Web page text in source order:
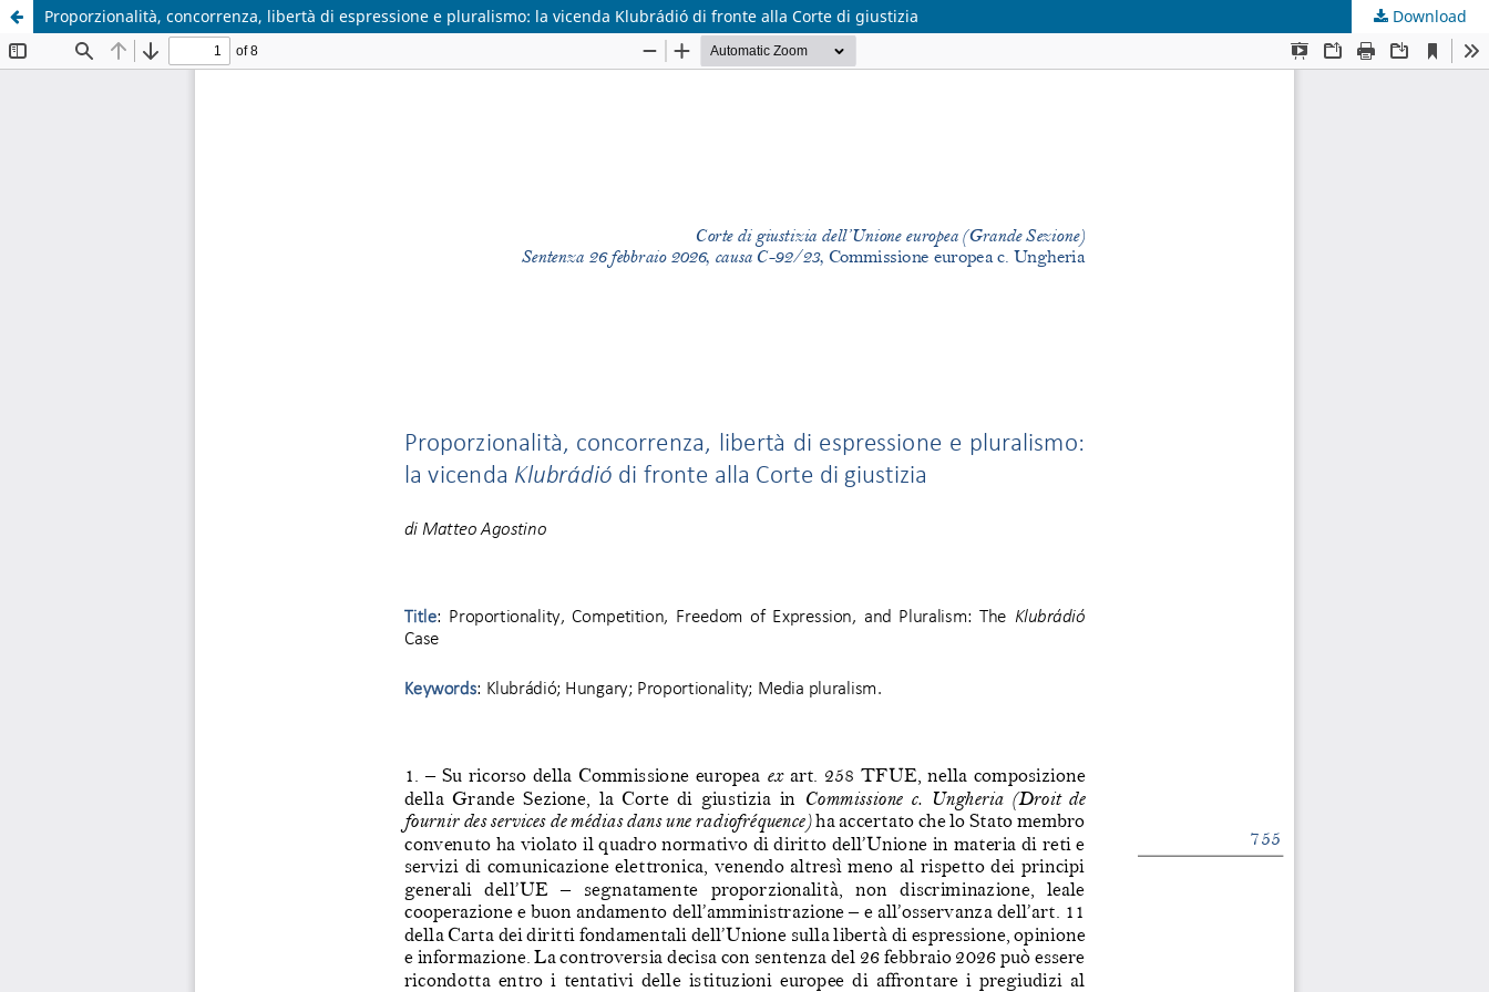
Proporzionalità, concorrenza, libertà di espressione e pluralismo: la vicenda Klubrádió di fronte alla Corte di giustizia Download